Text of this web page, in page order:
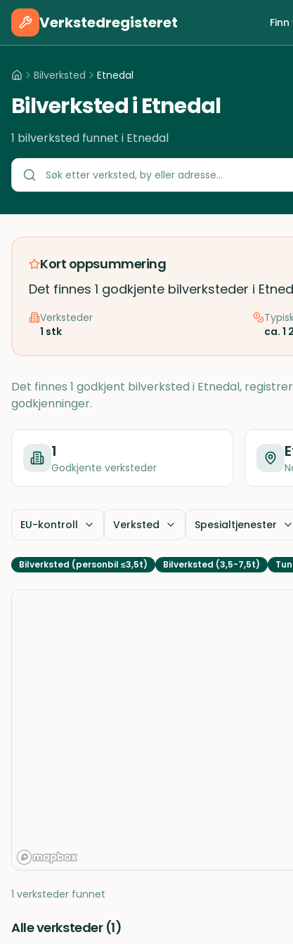
Verkstedregisteret
Bilverksted Etnedal
Bilverksted i Etnedal
1 bilverksted funnet i Etnedal
Kort oppsummering
Det finnes 1 godkjente bilverksteder i
Verksteder
1 stk
ca. 1
Det finnes 1 godkjent bilverksted i Etnedal,
godkjenninger.
1
Godkjente verksteder
EU-kontroll Verksted Spesialtjenester
Bilverksted (personbil ≤3,5t) Bilverksted (3,5-7,5t)
1 verksteder funnet
Alle verksteder (1)